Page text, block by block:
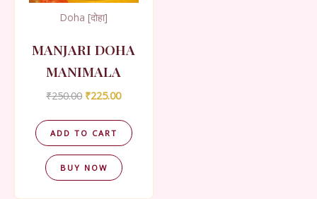
Doha [दोहा]
MANJARI DOHA
MANIMALA
₹250.00 Original
was:
₹250.00.
₹225.00Current
is:
₹225.00.
ADD TO CART
BUY NOW